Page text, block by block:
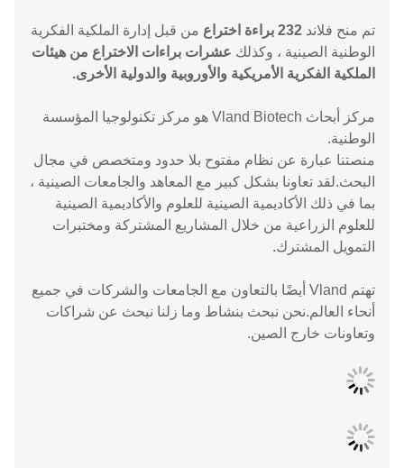
تم منح فلاند
من قبل إدارة الملكية الفكرية
الوطنية الصينية ، وكذلك عشرات براءات الاختراع من هيئات
الملكية الفكرية الأمريكية والأوروبية والدولية الأخرى.
مركز أبحاث Vland Biotech هو مركز تكنولوجيا المؤسسة
الوطنية.
منصتنا عبارة عن نظام مفتوح بلا حدود ومتخصص في مجال
البحث.لقد تعاونا بشكل كبير مع المعاهد والجامعات الصينية ،
بما في ذلك الأكاديمية الصينية للعلوم والأكاديمية الصينية
للعلوم الزراعية من خلال المشاريع المشتركة ومختبرات
التمويل المشترك.
تهتم Vland أيضًا بالتعاون مع الجامعات والشركات في جميع
أنحاء العالم.نحن نبحث بنشاط وما زلنا نبحث عن شراكات
وتعاونات خارج الصين.